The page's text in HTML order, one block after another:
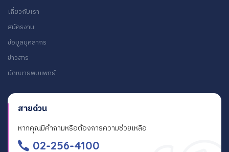
เกี่ยวกับเรา
สมัครงาน
ข้อมูลบุคลากร
ข่าวสาร
นัดหมายพบแพทย์
สายด่วน
หากคุณมีคำถามหรือต้องการความช่วยเหลือ
02-256-4100